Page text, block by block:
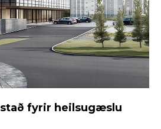
fyrir heilsugæslu